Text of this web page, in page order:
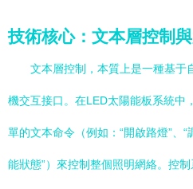
技術核心：文本層控制
文本層控制，本質上是一種基于
機交互接口。在LED太陽能板系統中
單的文本命令（例如：“開啟路燈”、
能狀態”）來控制整個照明網絡。控